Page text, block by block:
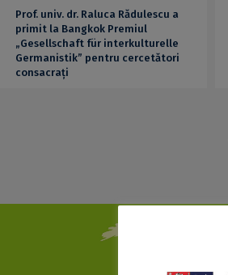
Prof. univ. dr. Raluca Rădulescu a
primit la Bangkok Premiul
„Gesellschaft für interkulturelle
Germanistik” pentru cercetători
consacrați